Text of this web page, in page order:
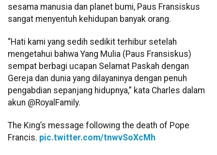
sesama manusia dan planet bumi, Paus Fransiskus
sangat menyentuh kehidupan banyak orang.
“Hati kami yang sedih sedikit terhibur setelah
mengetahui bahwa Yang Mulia (Paus Fransiskus)
sempat berbagi ucapan Selamat Paskah dengan
Gereja dan dunia yang dilayaninya dengan penuh
pengabdian sepanjang hidupnya,” kata Charles dalam
akun @RoyalFamily.
The King’s message following the death of Pope
Francis. pic.twitter.com/tnwvSoXcMh